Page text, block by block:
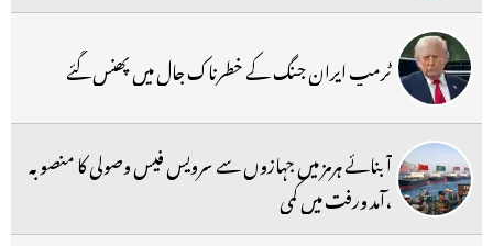
ٹرمپ ایران جنگ کے خطرناک جال میں پھنس گئے
آبنائے ہرمز میں جہازوں سے سرویس فیس وصولی کا منصوبہ
،آمد ورفت میں کمی